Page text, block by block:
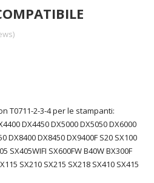
T0711-2-3-4 per le stampanti:
DX4450 DX5000 DX5050 DX6000
DX8400 DX8450 DX9400F S20 SX100
SX405WIFI SX600FW B40W BX300F
SX210 SX215 SX218 SX410 SX415